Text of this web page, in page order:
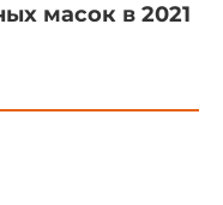
масок в 2021